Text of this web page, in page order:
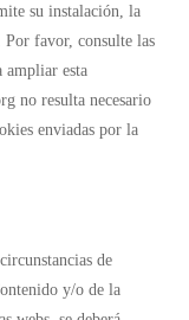
su instalación, la
favor, consulte las
ampliar esta
no resulta necesario
enviadas por la
de
y/o de la